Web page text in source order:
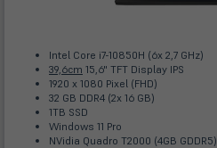
Intel Core i7-10850H (6x 2,7 GHz)
39,6cm 15,6" TFT Display IPS
1920 x 1080 Pixel (FHD)
32 GB DDR4 (2x 16 GB)
1TB SSD
Windows 11 Pro
NVidia Quadro T2000 (4GB GDDR5)